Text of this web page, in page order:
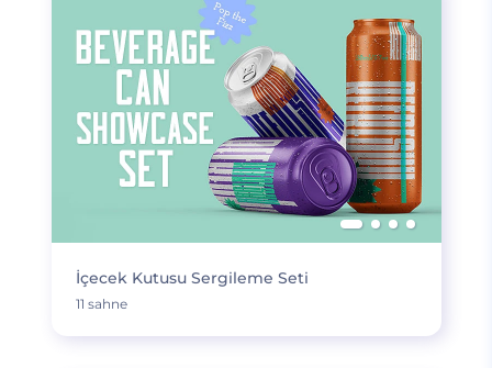
İçecek Kutusu Sergileme Seti
11 sahne